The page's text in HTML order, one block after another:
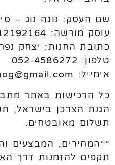
שם העסק: נוגה נוג –
עוסק מורשה: 312192164
כתובת החנות: יצחק נפחא 36, באר
טלפון: 052-4586272
אימייל: 3noganog@gmail.com
כל הרכישות באתר
תשלום מאובטחים.
**המחירים, המבצעים
תקפים להזמנות דרך